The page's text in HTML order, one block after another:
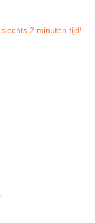
2 minuten tijd!